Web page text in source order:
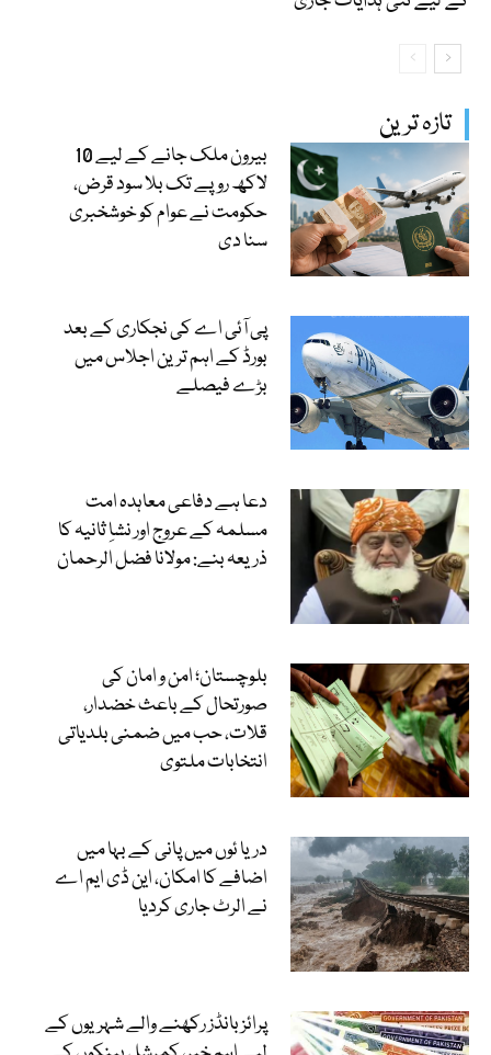
تازہ ترین
بیرون ملک جانے کے لیے 10
لاکھ روپے تک بلا سود قرض،
حکومت نے عوام کو خوشخبری
سنا دی
پی آئی اے کی نجکاری کے بعد
بورڈ کے اہم ترین اجلاس میں
بڑے فیصلے
دعا ہے دفاعی معاہدہ امت
مسلمہ کے عروج اور نشاِ ثانیہ کا
ذریعہ بنے: مولانا فضل الرحمان
بلوچستان؛ امن و امان کی
صورتحال کے باعث خضدار،
قلات، حب میں ضمنی بلدیاتی
انتخابات ملتوی
دریا ئوں میں پانی کے بہا میں
اضافے کا امکان، این ڈی ایم اے
نے الرٹ جاری کردیا
پرائز بانڈز رکھنے والے شہریوں کے